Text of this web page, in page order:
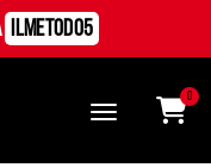
ILMetodo5
0